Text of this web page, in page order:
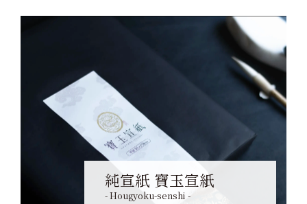
純宣紙 寶玉宣紙
- Hougyoku-senshi -